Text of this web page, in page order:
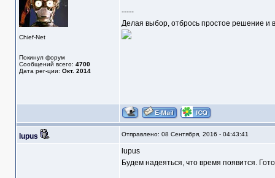
Chief-Net
Покинул форум
Сообщений всего: 4700
Дата рег-ции: Окт. 2014
-----
Делая выбор, отбрось простое решение и
lupus Отправлено: 08 Сентября, 2016 - 04:43:41
lupus
Будем надеяться, что время появится.